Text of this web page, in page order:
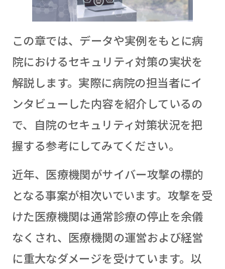
この章では、データや実例をもとに病
院におけるセキュリティ対策の実状を
解説します。実際に病院の担当者にイ
ンタビューした内容を紹介しているの
で、自院のセキュリティ対策状況を把
握する参考にしてみてください。
近年、医療機関がサイバー攻撃の標的
となる事案が相次いでいます。攻撃を受
けた医療機関は通常診療の停止を余儀
なくされ、医療機関の運営および経営
に重大なダメージを受けています。以